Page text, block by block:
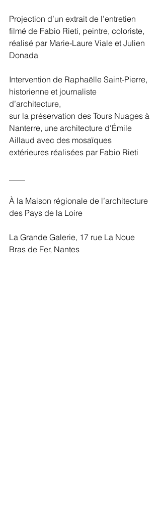
Projection d’un extrait de l’entretien
filmé de Fabio Rieti, peintre, coloriste,
réalisé par Marie-Laure Viale et Julien
Donada
Intervention de Raphaëlle Saint-Pierre,
historienne et journaliste
d’architecture,
sur la préservation des Tours Nuages à
Nanterre, une architecture d'Émile
Aillaud avec des mosaïques
extérieures réalisées par Fabio Rieti
À la Maison régionale de l’architecture
des Pays de la Loire
La Grande Galerie, 17 rue La Noue
Bras de Fer, Nantes